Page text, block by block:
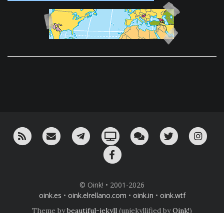
RSS ¡Mándame un email!¡Nuestro canal en Telegram!
Oink! TV Charla con nosotros
Twitter
© Oink! • 2001-2026
oink.es • oink.elrellano.com • oink.in • oink.wtf
Theme bybeautiful-jekyll (unjekyllified byOink!)